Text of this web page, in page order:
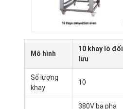
Mô hình
10 khay lò đối
lưu
Số lượng
khay
10
380V ba pha